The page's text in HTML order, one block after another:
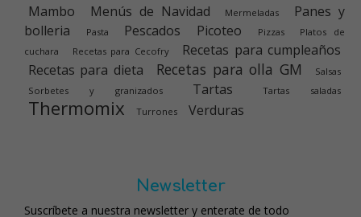
Mambo Menús de Navidad Mermeladas
Panes y
bolleria
Pasta Pescados Picoteo Pizzas
Platos de
cuchara
Recetas para Cecofry
Recetas para cumpleaños
Recetas para dieta
Recetas para olla GM
Salsas
Sorbetes y granizados
Tartas Tartas saladas
Thermomix Turrones Verduras
Newsletter
Suscríbete a nuestra newsletter y enterate de todo